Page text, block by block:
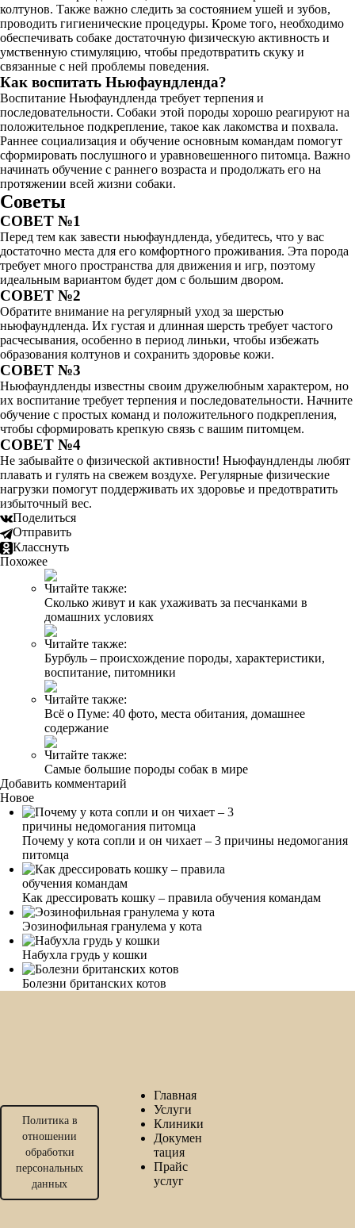
колтунов. Также важно следить за состоянием ушей и зубов,
проводить гигиенические процедуры. Кроме того, необходимо
обеспечивать собаке достаточную физическую активность и
умственную стимуляцию, чтобы предотвратить скуку и
связанные с ней проблемы поведения.
Как воспитать Ньюфаундленда?
Воспитание Ньюфаундленда требует терпения и
последовательности. Собаки этой породы хорошо реагируют на
положительное подкрепление, такое как лакомства и похвала.
Раннее социализация и обучение основным командам помогут
сформировать послушного и уравновешенного питомца. Важно
начинать обучение с раннего возраста и продолжать его на
протяжении всей жизни собаки.
Советы
СОВЕТ №1
Перед тем как завести ньюфаундленда, убедитесь, что у вас
достаточно места для его комфортного проживания. Эта порода
требует много пространства для движения и игр, поэтому
идеальным вариантом будет дом с большим двором.
СОВЕТ №2
Обратите внимание на регулярный уход за шерстью
ньюфаундленда. Их густая и длинная шерсть требует частого
расчесывания, особенно в период линьки, чтобы избежать
образования колтунов и сохранить здоровье кожи.
СОВЕТ №3
Ньюфаундленды известны своим дружелюбным характером, но
их воспитание требует терпения и последовательности. Начните
обучение с простых команд и положительного подкрепления,
чтобы сформировать крепкую связь с вашим питомцем.
СОВЕТ №4
Не забывайте о физической активности! Ньюфаундленды любят
плавать и гулять на свежем воздухе. Регулярные физические
нагрузки помогут поддерживать их здоровье и предотвратить
избыточный вес.
Поделиться
Отправить
Класснуть
Похожее
Читайте также:
Сколько живут и как ухаживать за песчанками в
домашних условиях
Читайте также:
Бурбуль – происхождение породы, характеристики,
воспитание, питомники
Читайте также:
Всё о Пуме: 40 фото, места обитания, домашнее
содержание
Читайте также:
Самые большие породы собак в мире
Добавить комментарий
Новое
Почему у кота сопли и он чихает – 3 причины недомогания
питомца
Как дрессировать кошку – правила обучения командам
Эозинофильная гранулема у кота
Набухла грудь у кошки
Болезни британских котов
Политика в
отношении
обработки
персональных
данных
Главная
Услуги
Клиники
Докумен
тация
Прайс
услуг